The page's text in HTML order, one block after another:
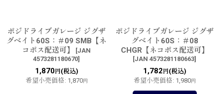
ポジドライブガレージ ジグザ
グベイト60S：＃09 SMB【ネ
コポス配送可】
[JAN
4573281180670]
1,870円(税込)
希望小売価格: 1,870円
ポジドライブガレージ ジグザ
グベイト60S：＃08
CHGR【ネコポス配送可】
[JAN 4573281180663]
1,782 円(税込)
希望小売価格: 1,980円